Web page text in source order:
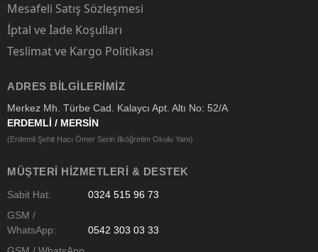
Mesafeli Satış Sözleşmesi
İptal ve İade Koşulları
Teslimat ve Kargo Politikası
ADRES BILGILERIMIZ
Merkez Mh. Türbe Cad. Kalaycı Apt. Altı No: 52/A
ERDEMLİ / MERSİN
(Erdemli Şehit Hacı Ömer Serin İlköğretim Okulu Yanı)
MÜŞTERI HIZMETLERI & DESTEK
Sabit Hat:
0324 515 96 73
GSM /
WhatsApp:
0542 303 03 33